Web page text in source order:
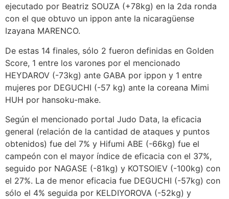
ejecutado por Beatriz SOUZA (+78kg) en la 2da ronda
con el que obtuvo un ippon ante la nicaragüense
Izayana MARENCO.
De estas 14 finales, sólo 2 fueron definidas en Golden
Score, 1 entre los varones por el mencionado
HEYDAROV (-73kg) ante GABA por ippon y 1 entre
mujeres por DEGUCHI (-57 kg) ante la coreana Mimi
HUH por hansoku-make.
Según el mencionado portal Judo Data, la eficacia
general (relación de la cantidad de ataques y puntos
obtenidos) fue del 7% y Hifumi ABE (-66kg) fue el
campeón con el mayor índice de eficacia con el 37%,
seguido por NAGASE (-81kg) y KOTSOIEV (-100kg) con
el 27%. La de menor eficacia fue DEGUCHI (-57kg) con
sólo el 4% seguida por KELDIYOROVA (-52kg) y